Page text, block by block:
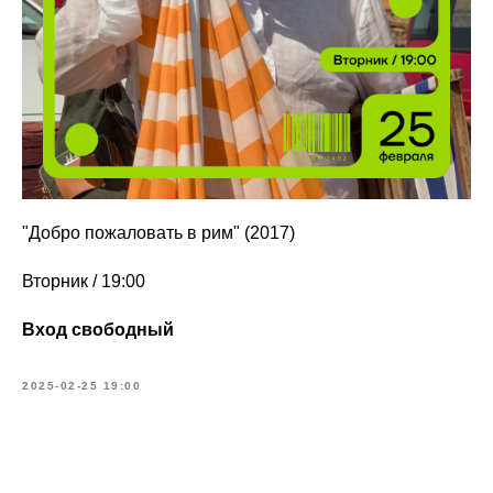
"Добро пожаловать в рим" (2017)
Вторник / 19:00
Вход свободный
2025-02-25 19:00